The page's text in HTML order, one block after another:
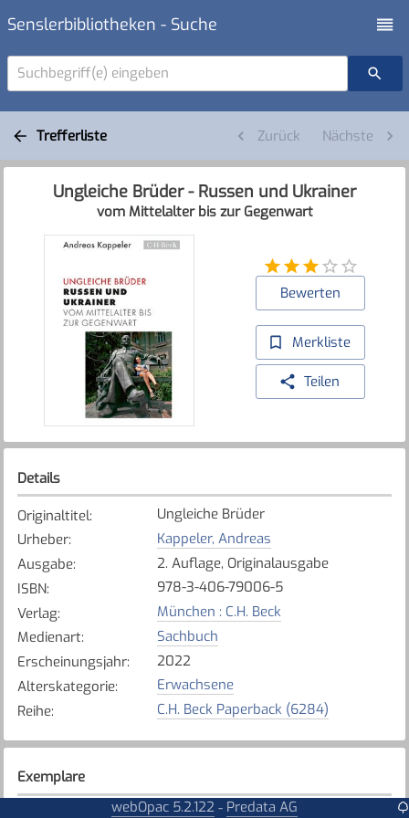
Senslerbibliotheken - Suche
Suchbegriff(e) eingeben
Trefferliste Zurück Nächste
Ungleiche Brüder - Russen und Ukrainer
vom Mittelalter bis zur Gegenwart
Bewerten
Merkliste
Teilen
Details
Originaltitel:
Ungleiche Brüder
Urheber:
Kappeler, Andreas
Ausgabe:
2. Auflage, Originalausgabe
ISBN:
978-3-406-79006-5
Verlag:
München : C.H. Beck
Medienart:
Sachbuch
Erscheinungsjahr:
2022
Alterskategorie:
Erwachsene
Reihe: C.H. Beck Paperback (6284)
Exemplare
webOpac 5.2.122 - Predata AG